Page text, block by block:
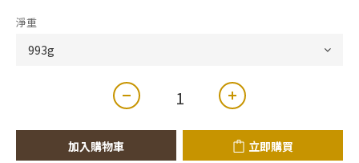
淨重
加入購物車 立即購買